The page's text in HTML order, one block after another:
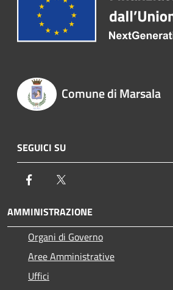
Comune di Marsala
SEGUICI SU
Facebook
AMMINISTRAZIONE
Organi di Governo
Aree Amministrative
Uffici